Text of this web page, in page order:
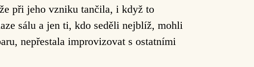
při jeho vzniku tančila, i když to
sálu a jen ti, kdo seděli nejblíž, mohli
nepřestala improvizovat s ostatními